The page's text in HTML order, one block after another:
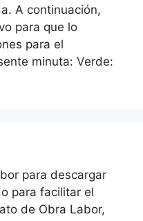
A continuación,
para que lo
para el
minuta: Verde:
para descargar
para facilitar el
de Obra Labor,